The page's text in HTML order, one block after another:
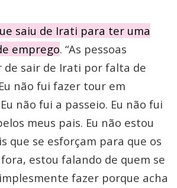
saiu de Irati para ter uma
emprego. “As pessoas
de sair de Irati por falta de
não fui fazer tour em
não fui a passeio. Eu não fui
meus pais. Eu não estou
que se esforçam para que os
estou falando de quem se
fazer porque acha